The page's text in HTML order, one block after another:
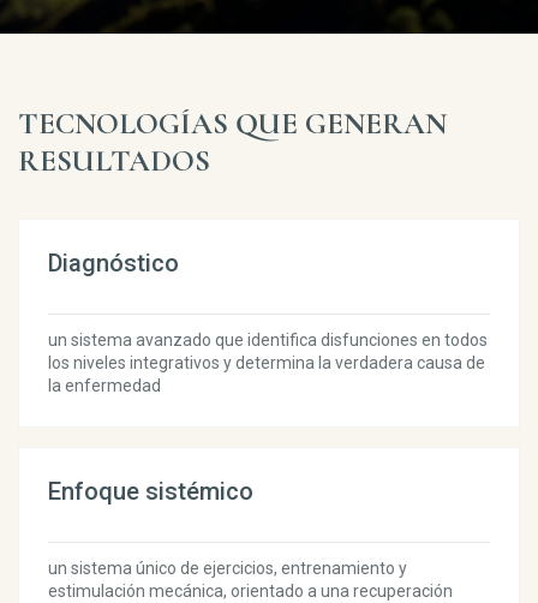
TECNOLOGÍAS QUE GENERAN
RESULTADOS
Diagnóstico
un sistema avanzado que identifica disfunciones en todos
los niveles integrativos y determina la verdadera causa de
la enfermedad
Enfoque sistémico
un sistema único de ejercicios, entrenamiento y
estimulación mecánica, orientado a una recuperación